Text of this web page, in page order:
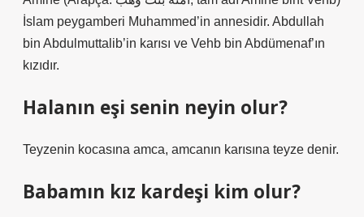
İslam peygamberi Muhammed’in annesidir. Abdullah
bin Abdulmuttalib’in karısı ve Vehb bin Abdümenaf’ın
kızıdır.
Halanın eşi senin neyin olur?
Teyzenin kocasına amca, amcanın karısına teyze denir.
Babamın kız kardeşi kim olur?